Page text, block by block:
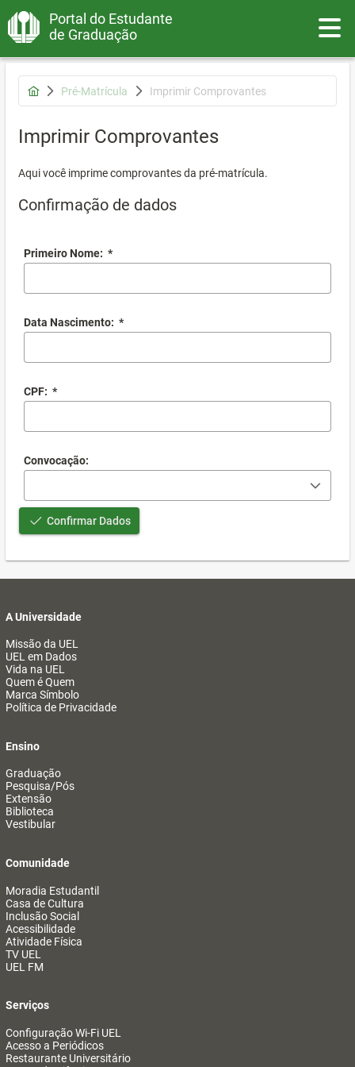
Portal do Estudante
de Graduação
Pré-Matrícula Imprimir Comprovantes
Imprimir Comprovantes
Aqui você imprime comprovantes da pré-matrícula.
Confirmação de dados
Primeiro Nome: *
Data Nascimento: *
CPF: *
Convocação:
Confirmar Dados
A Universidade
Missão da UEL
UEL em Dados
Vida na UEL
Quem é Quem
Marca Símbolo
Política de Privacidade
Ensino
Graduação
Pesquisa/Pós
Extensão
Biblioteca
Vestibular
Comunidade
Moradia Estudantil
Casa de Cultura
Inclusão Social
Acessibilidade
Atividade Física
TV UEL
UEL FM
Serviços
Configuração Wi-Fi UEL
Acesso a Periódicos
Restaurante Universitário